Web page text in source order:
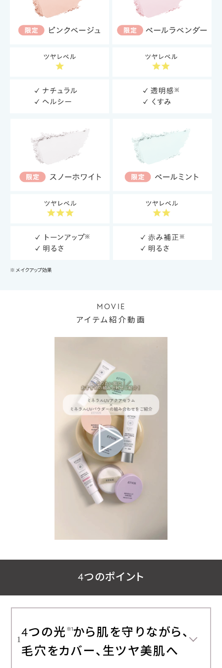
※ メイクアップ効果
MOVIE
アイテム紹介動画
4つのポイント
1 4つの光 ※1から肌を守りながら、
毛穴をカバー、生ツヤ美肌へ